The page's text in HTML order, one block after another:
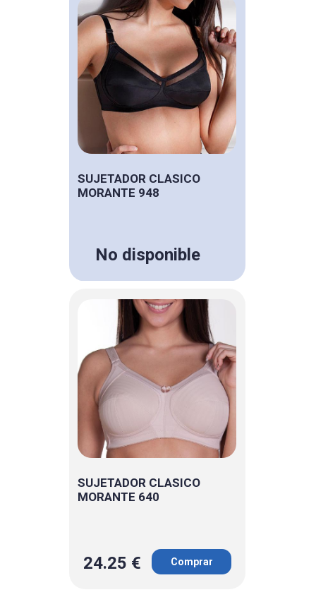
SUJETADOR CLASICO
MORANTE 948
No disponible
SUJETADOR CLASICO
MORANTE 640
24.25 € Comprar